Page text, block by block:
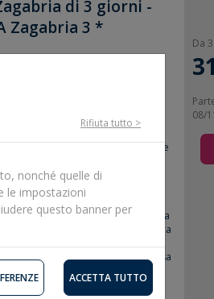
di 3 giorni -
Zagabria 3 *
vivace atmosfera contemporanea.
San Marco, un tempo cuore delle
arricchire ulteriormente il tuo
tra un'ampia selezione di
facoltative. PUNTI SALIENTI DEL
e città più grande della Croazia
ai piedi del Monte Medvednica
Sava. Vivace e ricca di fascino, ti
elegante architettura, la sua intensa
accogliente che la rende una
Da
08/
Rifiuta tutto >
nonché quelle di
le impostazioni
questo banner per
ACCETTA TUTTO